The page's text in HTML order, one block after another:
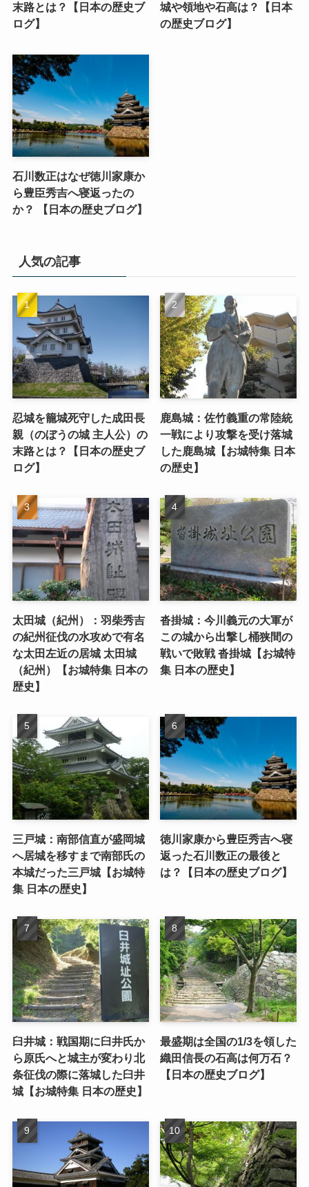
末路とは？【日本の歴史ブ
ログ】
城や領地や石高は？【日本
の歴史ブログ】
石川数正はなぜ徳川家康か
ら豊臣秀吉へ寝返ったの
か？ 【日本の歴史ブログ】
人気の記事
忍城を籠城死守した成田長
親（のぼうの城 主人公）の
末路とは？【日本の歴史ブ
ログ】
鹿島城：佐竹義重の常陸統
一戦により攻撃を受け落城
した鹿島城【お城特集 日本
の歴史】
太田城（紀州）：羽柴秀吉
の紀州征伐の水攻めで有名
な太田左近の居城 太田城
（紀州）【お城特集 日本の
歴史】
沓掛城：今川義元の大軍が
この城から出撃し桶狭間の
戦いで敗戦 沓掛城【お城特
集 日本の歴史】
三戸城：南部信直が盛岡城
へ居城を移すまで南部氏の
本城だった三戸城【お城特
集 日本の歴史】
徳川家康から豊臣秀吉へ寝
返った石川数正の最後と
は？【日本の歴史ブログ】
臼井城：戦国期に臼井氏か
ら原氏へと城主が変わり北
条征伐の際に落城した臼井
城【お城特集 日本の歴史】
最盛期は全国の1/3を領した
織田信長の石高は何万石？
【日本の歴史ブログ】